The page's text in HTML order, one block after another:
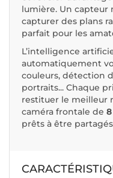
lumière. Un capteur
capturer des plans
parfait pour les
L’intelligence
automatiquement
couleurs, détection
portraits... Chaque
restituer le meilleur
caméra frontale de
prêts à être